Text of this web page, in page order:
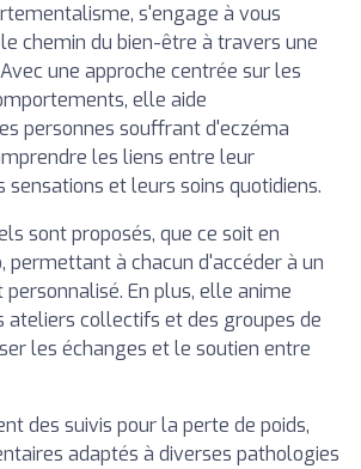
s'engage à vous
chemin du bien-être à travers une
une approche centrée sur les
elle aide
personnes souffrant d'eczéma
les liens entre leur
et leurs soins quotidiens.
sont proposés, que ce soit en
permettant à chacun d'accéder à un
En plus, elle anime
ateliers collectifs et des groupes de
les échanges et le soutien entre
des suivis pour la perte de poids,
adaptés à diverses pathologies